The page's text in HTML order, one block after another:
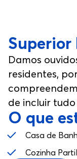
Superior
Damos
residentes,
de incluir
desenhado a
estar, desde
O que
Casa de
Cozinha